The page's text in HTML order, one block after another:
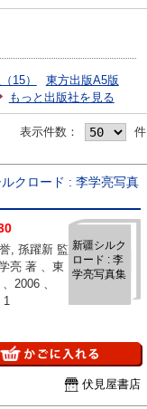
15）
東方出版A5版
もっと出版社を見る
表示件数： 件
クロード : 李学亮写真
新疆シルク
ロード : 李
学亮写真集
, 孫躍新 監
著 、東
、1
伏見屋書店